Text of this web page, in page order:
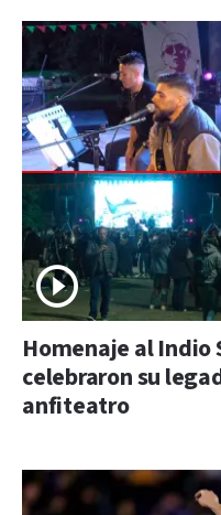
Homenaje al Indio
celebraron su
anfiteatro